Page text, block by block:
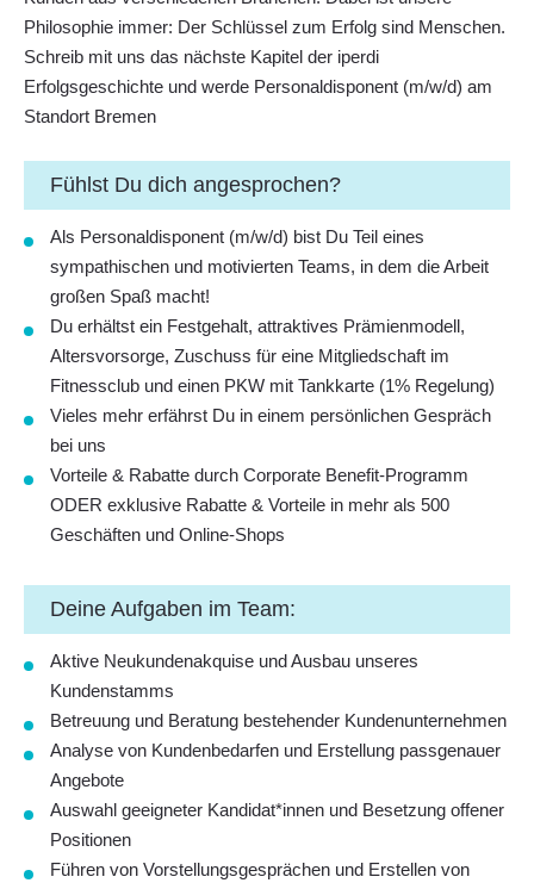
Philosophie immer: Der Schlüssel zum Erfolg sind Menschen.
Schreib mit uns das nächste Kapitel der iperdi
Erfolgsgeschichte und werde Personaldisponent (m/w/d) am
Standort Bremen
Fühlst Du dich angesprochen?
Als Personaldisponent (m/w/d) bist Du Teil eines
sympathischen und motivierten Teams, in dem die Arbeit
großen Spaß macht!
Du erhältst ein Festgehalt, attraktives Prämienmodell,
Altersvorsorge, Zuschuss für eine Mitgliedschaft im
Fitnessclub und einen PKW mit Tankkarte (1% Regelung)
Vieles mehr erfährst Du in einem persönlichen Gespräch
bei uns
Vorteile & Rabatte durch Corporate Benefit-Programm
ODER exklusive Rabatte & Vorteile in mehr als 500
Geschäften und Online-Shops
Deine Aufgaben im Team:
Aktive Neukundenakquise und Ausbau unseres
Kundenstamms
Betreuung und Beratung bestehender Kundenunternehmen
Analyse von Kundenbedarfen und Erstellung passgenauer
Angebote
Auswahl geeigneter Kandidat*innen und Besetzung offener
Positionen
Führen von Vorstellungsgesprächen und Erstellen von